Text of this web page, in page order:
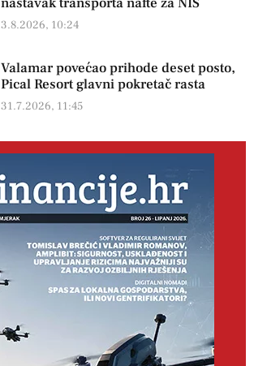
3.8.2026, 10:24
Valamar povećao prihode deset posto,
Pical Resort glavni pokretač rasta
31.7.2026, 11:45